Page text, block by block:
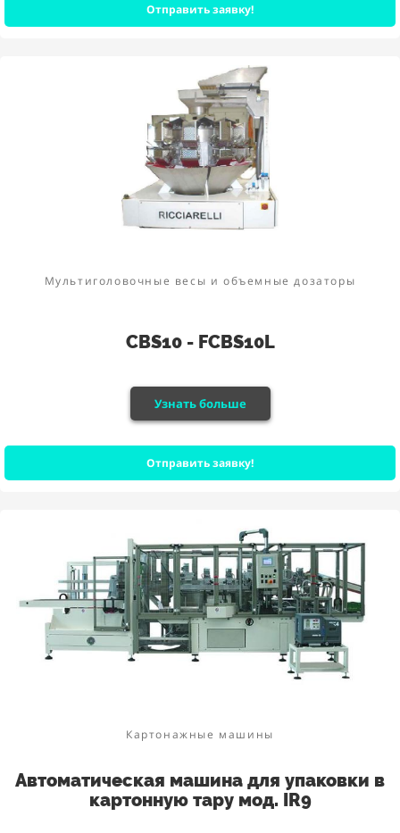
Отправить заявку!
Мультиголовочные весы и объемные дозаторы
CBS10 - FCBS10L
Узнать больше
Отправить заявку!
Картонажные машины
Автоматическая машина для упаковки в
картонную тару мод. IR9